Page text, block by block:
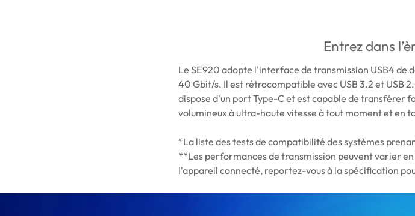
Entrez dans
Le SE920 adopte l'interface de transmission USB4 de
40 Gbit/s. Il est rétrocompatible avec USB 3.2 et USB
dispose d'un port Type-C et est capable de transférer
volumineux à ultra-haute vitesse à tout moment et en
*La liste des tests de compatibilité des systèmes
**Les performances de transmission peuvent varier
l'appareil connecté, reportez-vous à la spécification